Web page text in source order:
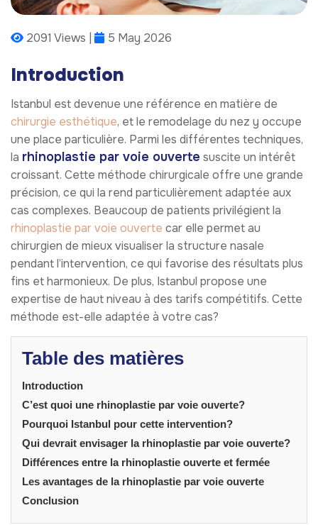
2091 Views | 5 May 2026
Introduction
Istanbul est devenue une référence en matière de
chirurgie esthétique, et le remodelage du nez y occupe
une place particulière. Parmi les différentes techniques,
la rhinoplastie par voie ouverte suscite un intérêt
croissant. Cette méthode chirurgicale offre une grande
précision, ce qui la rend particulièrement adaptée aux
cas complexes. Beaucoup de patients privilégient la
rhinoplastie par voie ouverte car elle permet au
chirurgien de mieux visualiser la structure nasale
pendant l’intervention, ce qui favorise des résultats plus
fins et harmonieux. De plus, Istanbul propose une
expertise de haut niveau à des tarifs compétitifs. Cette
méthode est-elle adaptée à votre cas?
Table des matières
Introduction
C’est quoi une rhinoplastie par voie ouverte?
Pourquoi Istanbul pour cette intervention?
Qui devrait envisager la rhinoplastie par voie ouverte?
Différences entre la rhinoplastie ouverte et fermée
Les avantages de la rhinoplastie par voie ouverte
Conclusion